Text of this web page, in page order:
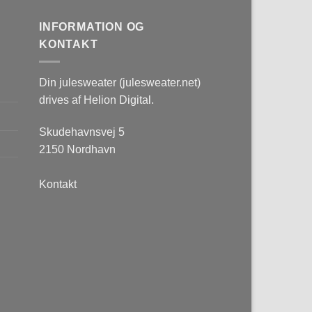
INFORMATION OG
KONTAKT
Din julesweater (julesweater.net)
drives af Helion Digital.
Skudehavnsvej 5
2150 Nordhavn
Kontakt